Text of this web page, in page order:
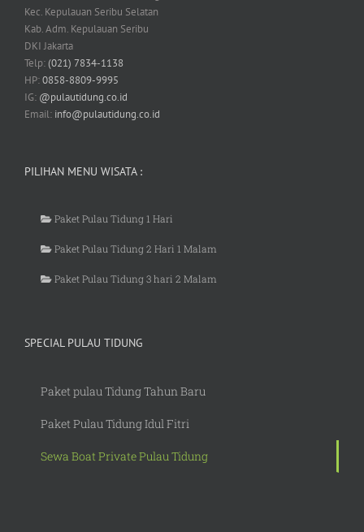
Kec. Kepulauan Seribu Selatan
Kab. Adm. Kepulauan Seribu
DKI Jakarta
Telp:(021) 7834-1138
HP:0858-8809-9995
IG: @pulautidung.co.id
Email: info@pulautidung.co.id
PILIHAN MENU WISATA :
Paket Pulau Tidung 1 Hari
Paket Pulau Tidung 2 Hari 1 Malam
Paket Pulau Tidung 3 hari 2 Malam
SPECIAL PULAU TIDUNG
Paket pulau Tidung Tahun Baru
Paket Pulau Tidung Idul Fitri
Sewa Boat Private Pulau Tidung